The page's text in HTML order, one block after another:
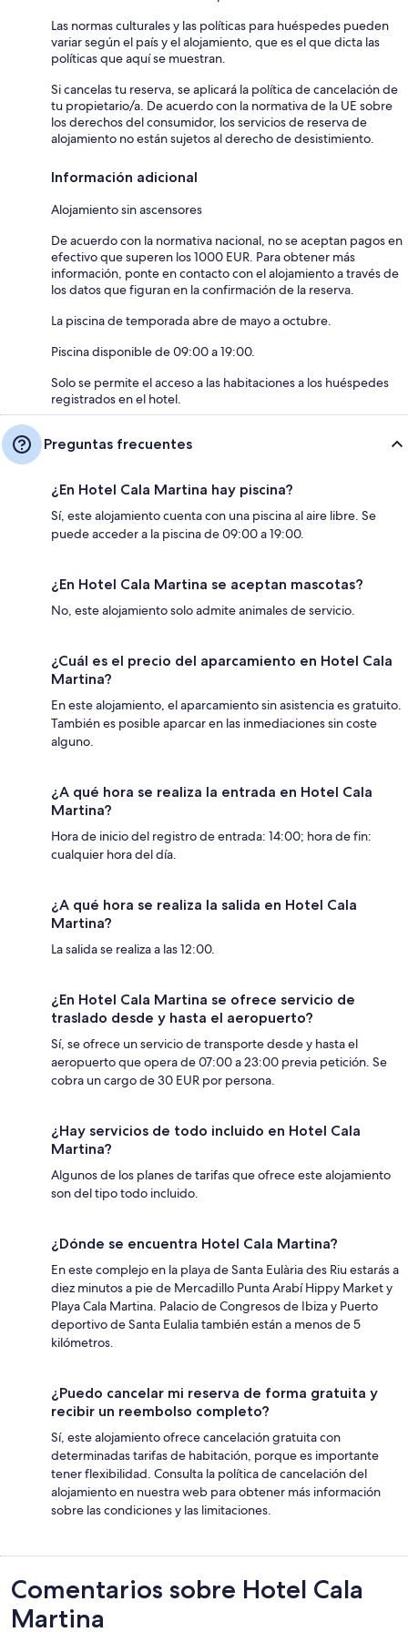
Las normas culturales y las políticas para huéspedes pueden
variar según el país y el alojamiento, que es el que dicta las
políticas que aquí se muestran.
Si cancelas tu reserva, se aplicará la política de cancelación de
tu propietario/a. De acuerdo con la normativa de la UE sobre
los derechos del consumidor, los servicios de reserva de
alojamiento no están sujetos al derecho de desistimiento.
Información adicional
Alojamiento sin ascensores
De acuerdo con la normativa nacional, no se aceptan pagos en
efectivo que superen los 1000 EUR. Para obtener más
información, ponte en contacto con el alojamiento a través de
los datos que figuran en la confirmación de la reserva.
La piscina de temporada abre de mayo a octubre.
Piscina disponible de 09:00 a 19:00.
Solo se permite el acceso a las habitaciones a los huéspedes
registrados en el hotel.
Preguntas frecuentes
¿En Hotel Cala Martina hay piscina?
Sí, este alojamiento cuenta con una piscina al aire libre. Se
puede acceder a la piscina de 09:00 a 19:00.
¿En Hotel Cala Martina se aceptan mascotas?
No, este alojamiento solo admite animales de servicio.
¿Cuál es el precio del aparcamiento en Hotel Cala
Martina?
En este alojamiento, el aparcamiento sin asistencia es gratuito.
También es posible aparcar en las inmediaciones sin coste
alguno.
¿A qué hora se realiza la entrada en Hotel Cala
Martina?
Hora de inicio del registro de entrada: 14:00; hora de fin:
cualquier hora del día.
¿A qué hora se realiza la salida en Hotel Cala
Martina?
La salida se realiza a las 12:00.
¿En Hotel Cala Martina se ofrece servicio de
traslado desde y hasta el aeropuerto?
Sí, se ofrece un servicio de transporte desde y hasta el
aeropuerto que opera de 07:00 a 23:00 previa petición. Se
cobra un cargo de 30 EUR por persona.
¿Hay servicios de todo incluido en Hotel Cala
Martina?
Algunos de los planes de tarifas que ofrece este alojamiento
son del tipo todo incluido.
¿Dónde se encuentra Hotel Cala Martina?
En este complejo en la playa de Santa Eulària des Riu estarás a
diez minutos a pie de Mercadillo Punta Arabí Hippy Market y
Playa Cala Martina. Palacio de Congresos de Ibiza y Puerto
deportivo de Santa Eulalia también están a menos de 5
kilómetros.
¿Puedo cancelar mi reserva de forma gratuita y
recibir un reembolso completo?
Sí, este alojamiento ofrece cancelación gratuita con
determinadas tarifas de habitación, porque es importante
tener flexibilidad. Consulta la política de cancelación del
alojamiento en nuestra web para obtener más información
sobre las condiciones y las limitaciones.
Comentarios
Comentarios sobre Hotel Cala
Martina